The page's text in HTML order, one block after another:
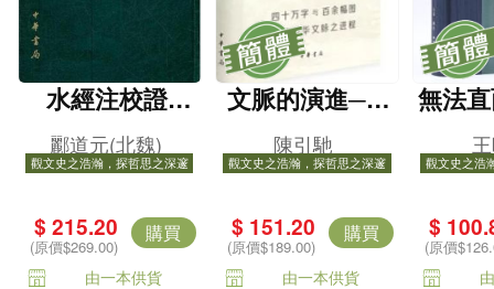
水經注校證
（精）
酈道元(北魏)
觀文史之浩瀚，探哲思之深邃
$ 215.20
(原價$269.00)
購買
由一本供貨
文脈的演進──
中國古代文學史
講錄（精）
陳引馳
觀文史之浩瀚，探哲思之深邃
$ 151.20
(原價$189.00)
購買
由一本供貨
無法
──
訂本
觀文史之浩
$
(原價